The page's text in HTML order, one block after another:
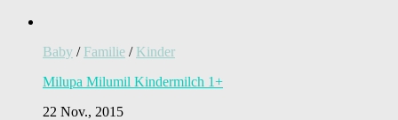
Baby / Familie / Kinder
Milupa Milumil Kindermilch 1+
22 Nov., 2015